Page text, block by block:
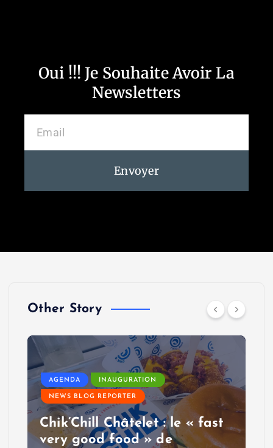
Oui !!! Je Souhaite Avoir La
Newsletters
Envoyer
Other Story
AGENDA INAUGURATION
NEWS BLOG REPORTER
Chik’Chill Châtelet : le « fast
very good food » de